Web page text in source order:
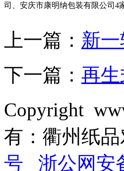
司、安庆市康明纳包装有限公司4
上一篇： 新
下一篇： 再
Copyright
有：衢州纸
号
浙公网安